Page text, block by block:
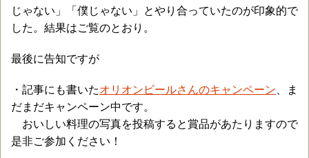
じゃない」「僕じゃない」とやり合っていたのが印象的で
した。結果はご覧のとおり。
最後に告知ですが
・記事にも書いたオリオンビールさんのキャンペーン 、ま
だまだキャンペーン中です。
おいしい料理の写真を投稿すると賞品があたりますので
是非ご参加ください！